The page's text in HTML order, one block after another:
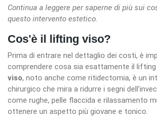
Continua a leggere per saperne di più sui
questo intervento estetico.
Cos'è il lifting viso?
Prima di entrare nel dettaglio dei costi, è
comprendere cosa sia esattamente il lifting
viso, noto anche come ritidectomia, è un
chirurgico che mira a ridurre i segni
come rughe, pelle flaccida e rilassamento
ottenere un aspetto più giovane e tonico.